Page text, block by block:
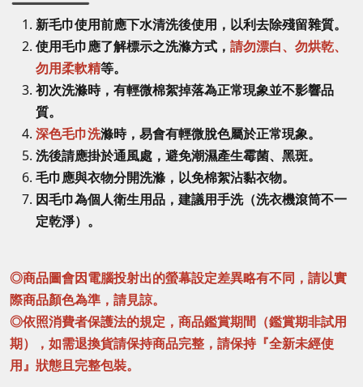
新毛巾使用前應下水清洗後使用，以利去除殘留雜質。
使用毛巾應了解標示之洗滌方式， 請勿漂白、勿烘乾、
勿用柔軟精等。
初次洗滌時，有輕微棉絮掉落為正常現象並不影響品
質。
深色毛巾洗滌時，易會有輕微脫色屬於正常現象。
洗後請應掛於通風處，避免潮濕產生霉菌、黑斑。
毛巾應與衣物分開洗滌，以免棉絮沾黏衣物。
因毛巾為個人衛生用品，建議用手洗（洗衣機滾筒不一
定乾淨）。
◎商品圖會因電腦投射出的螢幕設定差異略有不同，請以實
際商品顏色為準，請見諒。
◎依照消費者保護法的規定，商品鑑賞期間（鑑賞期非試用
期），如需退換貨請保持商品完整，請保持『全新未經使
用』狀態且完整包裝。